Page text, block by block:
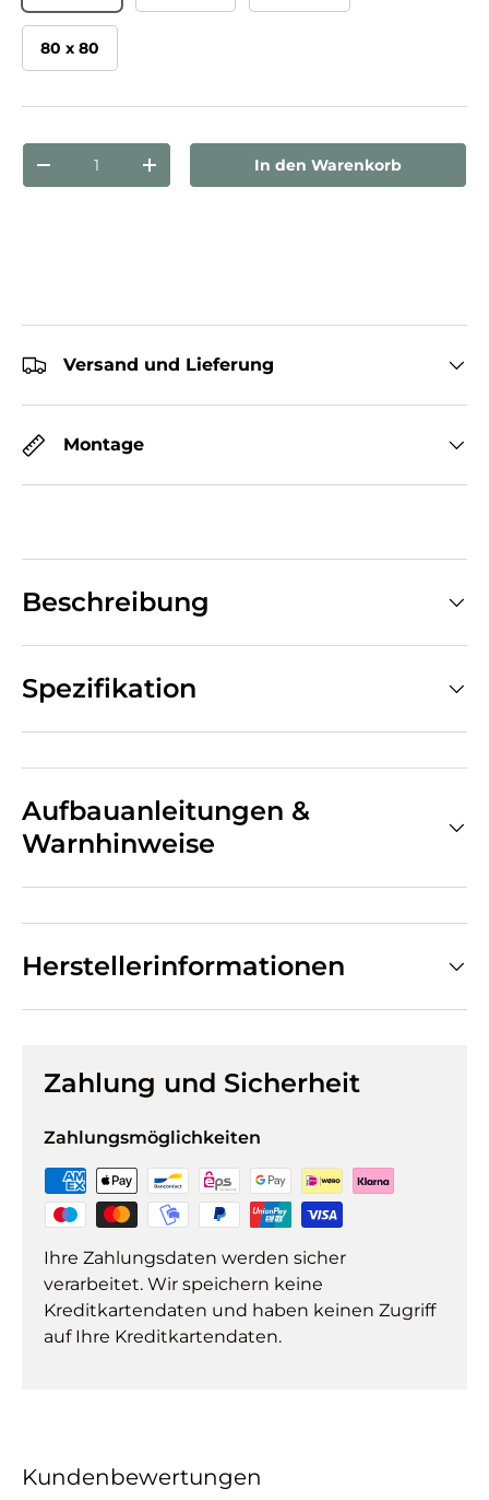
80 x 80
Anzahl
Menge verringernMenge erhöhenIn den Warenkorb
Versand und Lieferung
Montage
Beschreibung
Spezifikation
Aufbauanleitungen &
Warnhinweise
Herstellerinformationen
Zahlung und Sicherheit
Zahlungsmöglichkeiten
Ihre Zahlungsdaten werden sicher
verarbeitet. Wir speichern keine
Kreditkartendaten und haben keinen Zugriff
auf Ihre Kreditkartendaten.
Kundenbewertungen